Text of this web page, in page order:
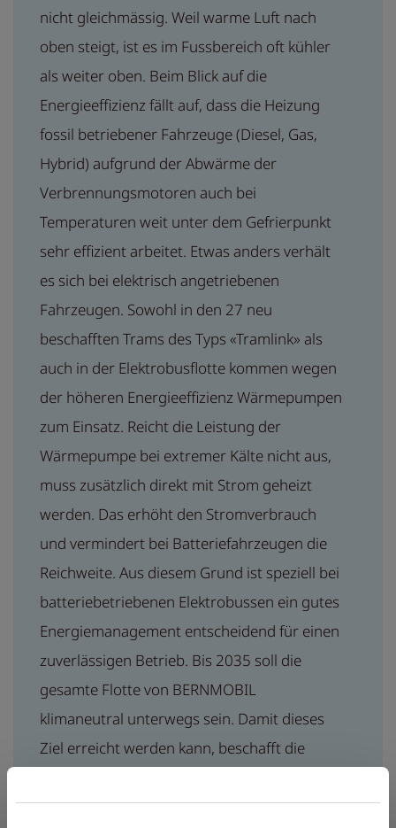
nicht gleichmässig. Weil warme Luft nach
oben steigt, ist es im Fussbereich oft kühler
als weiter oben. Beim Blick auf die
Energieeffizienz fällt auf, dass die Heizung
fossil betriebener Fahrzeuge (Diesel, Gas,
Hybrid) aufgrund der Abwärme der
Verbrennungsmotoren auch bei
Temperaturen weit unter dem Gefrierpunkt
sehr effizient arbeitet. Etwas anders verhält
es sich bei elektrisch angetriebenen
Fahrzeugen. Sowohl in den 27 neu
beschafften Trams des Typs «Tramlink» als
auch in der Elektrobusflotte kommen wegen
der höheren Energieeffizienz Wärmepumpen
zum Einsatz. Reicht die Leistung der
Wärmepumpe bei extremer Kälte nicht aus,
muss zusätzlich direkt mit Strom geheizt
werden. Das erhöht den Stromverbrauch
und vermindert bei Batteriefahrzeugen die
Reichweite. Aus diesem Grund ist speziell bei
batteriebetriebenen Elektrobussen ein gutes
Energiemanagement entscheidend für einen
zuverlässigen Betrieb. Bis 2035 soll die
gesamte Flotte von BERNMOBIL
klimaneutral unterwegs sein. Damit dieses
Ziel erreicht werden kann, beschafft die
Auftrag der Stadt Bern nur noch fossilfrei